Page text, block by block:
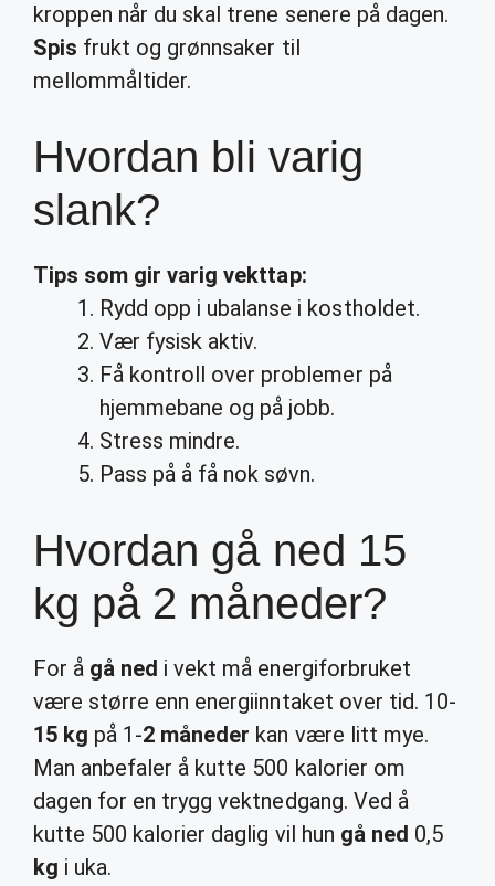
kroppen når du skal trene senere på dagen.
Spis frukt og grønnsaker til
mellommåltider.
Hvordan bli varig
slank?
Tips som girvarig vekttap:
Rydd opp i ubalanse i kostholdet.
Vær fysisk aktiv.
Få kontroll over problemer på
hjemmebane og på jobb.
Stress mindre.
Pass på å få nok søvn.
Hvordan gå ned 15
kg på 2 måneder?
For å gå ned i vekt må energiforbruket
være større enn energiinntaket over tid. 10-
15 kg på 1-2 måneder kan være litt mye.
Man anbefaler å kutte 500 kalorier om
dagen for en trygg vektnedgang. Ved å
kutte 500 kalorier daglig vil hun gå ned 0,5
kg i uka.